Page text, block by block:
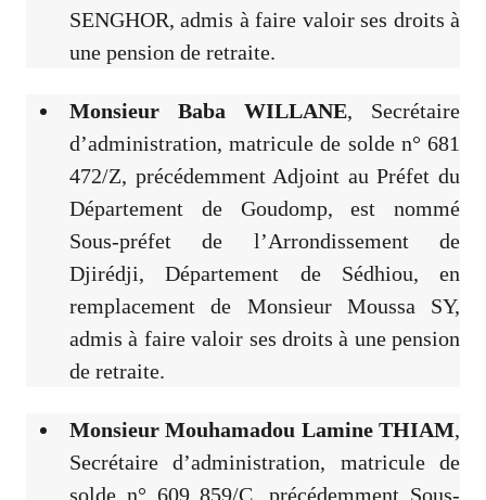
SENGHOR, admis à faire valoir ses droits à
une pension de retraite.
Monsieur Baba WILLANE, Secrétaire
d’administration, matricule de solde n° 681
472/Z, précédemment Adjoint au Préfet du
Département de Goudomp, est nommé
Sous-préfet de l’Arrondissement de
Djirédji, Département de Sédhiou, en
remplacement de Monsieur Moussa SY,
admis à faire valoir ses droits à une pension
de retraite.
Monsieur Mouhamadou Lamine THIAM,
Secrétaire d’administration, matricule de
solde n° 609 859/C, précédemment Sous-